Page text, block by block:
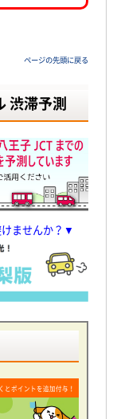
ページの先頭に戻る
渋滞予測
ませんか？▼
とポイントを追加付与！